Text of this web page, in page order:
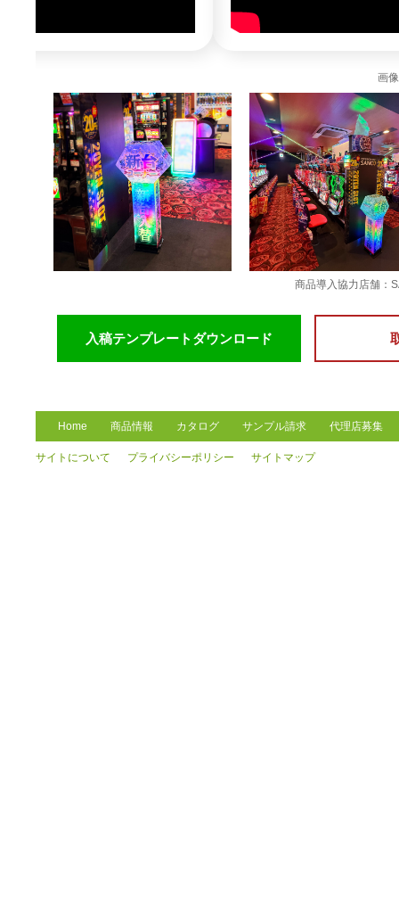
画
商品導入協力店舗：
入稿テンプレートダウンロード
Home 商品情報 カタログ サンプル請求 代理店募集
サイトについて プライバシーポリシー サイトマップ